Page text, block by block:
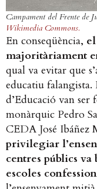
Campament del Frente de
Wikimedia Commons.
En conseqüència,
majoritàriament
qual va evitar que
educatiu falangista.
d’Educació van ser
monàrquic Pedro
CEDA José
privilegiar
centres públics
escoles